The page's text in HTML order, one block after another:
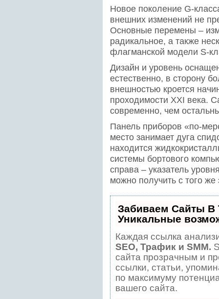
Новое поколение G-
внешних изменений не
Основные перемены –
радикальное, а также
флагманской модели S-
Дизайн и уровень
естественно, в сторону
внешностью кроется
проходимости XXI века.
современно, чем
Панель приборов «по-
место занимает дуга
находится
системы бортового
справа – указатель
можно получить с того же
Забиваем Сайты
Уникальные
Каждая ссылка
SEO, Трафик и SMM.
сайта прозрачным и
ссылки, статьи,
по максимуму
вашего сайта.